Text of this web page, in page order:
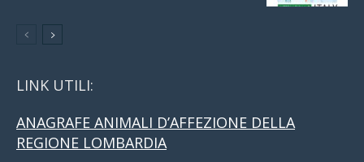
LINK UTILI:
ANAGRAFE ANIMALI D’AFFEZIONE DELLA
REGIONE LOMBARDIA